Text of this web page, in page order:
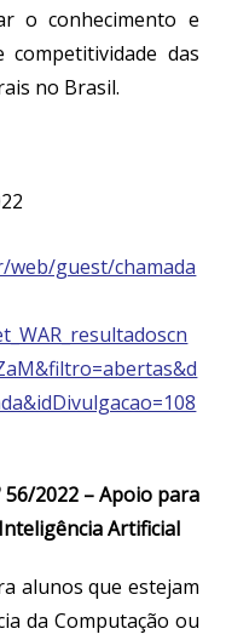
o conhecimento e
das
no Brasil.
web/guest/chamada
56/2022 – Apoio para
Artificial
alunos que estejam
da Computação ou